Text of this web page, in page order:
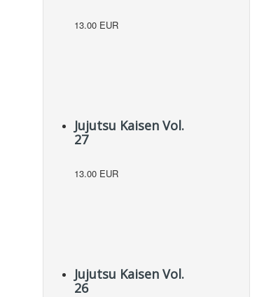
13.00 EUR
Jujutsu Kaisen Vol.
27
13.00 EUR
Jujutsu Kaisen Vol.
26